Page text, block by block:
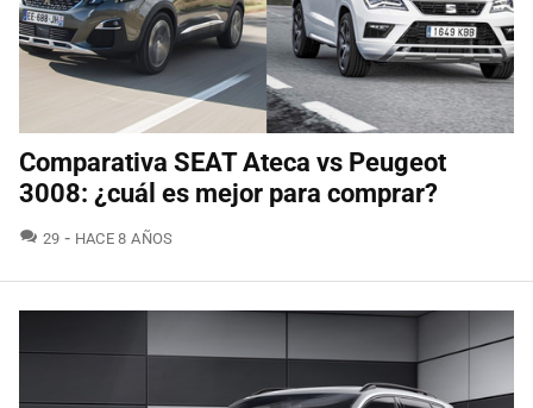
Comparativa SEAT Ateca vs Peugeot
3008: ¿cuál es mejor para comprar?
29 COMENTARIOS
HACE 8 AÑOS